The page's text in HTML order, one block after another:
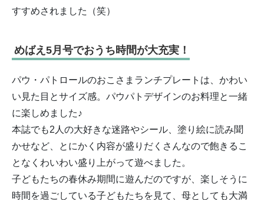
すすめされました（笑）
めばえ5月号でおうち時間が大充実！
パウ・パトロールのおこさまランチプレートは、かわい
い見た目とサイズ感。パウパトデザインのお料理と一緒
に楽しめました♪
本誌でも2人の大好きな迷路やシール、塗り絵に読み聞
かせなど、
とにかく内容が盛りだくさんなので飽きるこ
となくわいわい盛り上がって遊べました。
子どもたちの春休み期間に遊んだのですが、 楽しそうに
時間を過ごしている子どもたちを見て、母としても大満